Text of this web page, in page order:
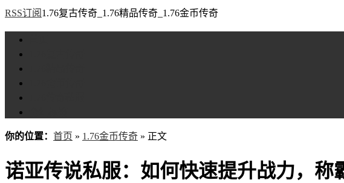
RSS订阅 1.76复古传奇_1.76精品传奇_1.76金币传奇
你的位置： 首页 » 1.76金币传奇 » 正文
诺亚传说私服：如何快速提升战力，称